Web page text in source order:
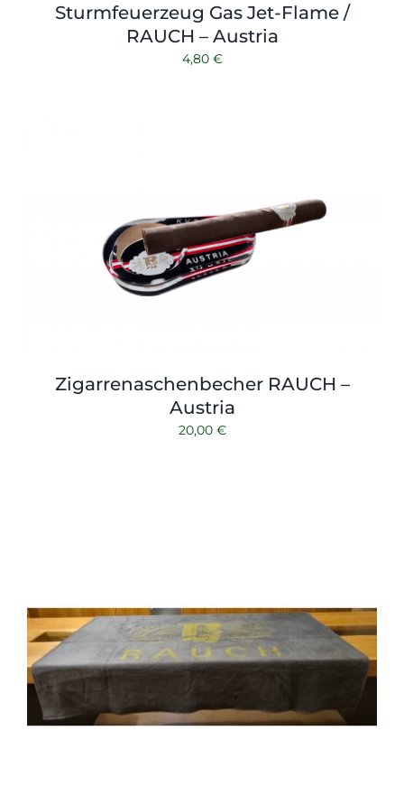
Sturmfeuerzeug Gas Jet-Flame /
RAUCH – Austria
4,80 €
Zigarrenaschenbecher RAUCH –
Austria
20,00 €